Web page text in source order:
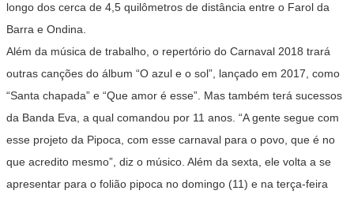
longo dos cerca de 4,5 quilômetros de distância entre o Farol da
Barra e Ondina.
Além da música de trabalho, o repertório do Carnaval 2018 trará
outras canções do álbum “O azul e o sol”, lançado em 2017, como
“Santa chapada” e “Que amor é esse”. Mas também terá sucessos
da Banda Eva, a qual comandou por 11 anos. “A gente segue com
esse projeto da Pipoca, com esse carnaval para o povo, que é no
que acredito mesmo”, diz o músico. Além da sexta, ele volta a se
apresentar para o folião pipoca no domingo (11) e na terça-feira